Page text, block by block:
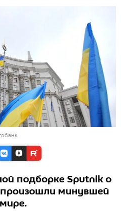
подборке Sputnik о
минувшей